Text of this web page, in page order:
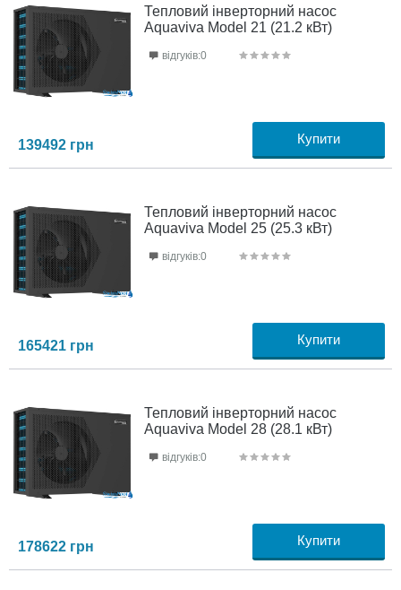
Тепловий інверторний насос
Aquaviva Model 21 (21.2 кВт)
139492 грн Купити
відгуків:0
Тепловий інверторний насос
Aquaviva Model 25 (25.3 кВт)
165421 грн Купити
відгуків:0
Тепловий інверторний насос
Aquaviva Model 28 (28.1 кВт)
178622 грн Купити
відгуків:0